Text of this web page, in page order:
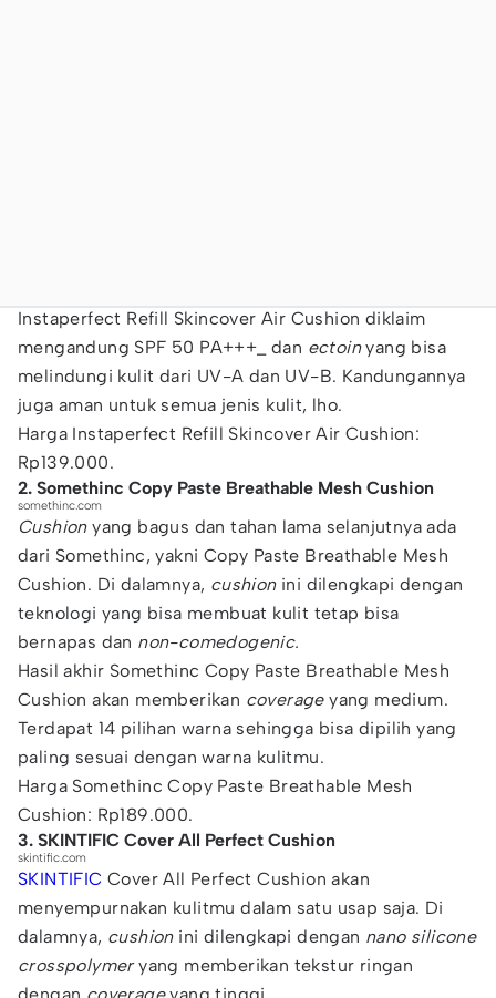
Instaperfect Refill Skincover Air Cushion diklaim
mengandung SPF 50 PA+++_ dan ectoinyang bisa
melindungi kulit dari UV-A dan UV-B. Kandungannya
juga aman untuk semua jenis kulit, lho.
Harga Instaperfect Refill Skincover Air Cushion:
Rp139.000.
2. Somethinc Copy Paste Breathable Mesh Cushion
somethinc.com
Cushionyang bagus dan tahan lama selanjutnya ada
dari Somethinc, yakni Copy Paste Breathable Mesh
Cushion. Di dalamnya, cushionini dilengkapi dengan
teknologi yang bisa membuat kulit tetap bisa
bernapas dan non-comedogenic.
Hasil akhir Somethinc Copy Paste Breathable Mesh
Cushion akan memberikan coverageyang medium.
Terdapat 14 pilihan warna sehingga bisa dipilih yang
paling sesuai dengan warna kulitmu.
Harga Somethinc Copy Paste Breathable Mesh
Cushion: Rp189.000.
3. SKINTIFIC Cover All Perfect Cushion
skintific.com
SKINTIFIC Cover All Perfect Cushion akan
menyempurnakan kulitmu dalam satu usap saja. Di
dalamnya, cushionini dilengkapi dengan nano silicone
crosspolymeryang memberikan tekstur ringan